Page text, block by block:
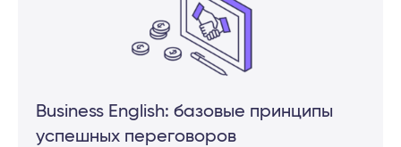
Business English: базовые принципы
успешных переговоров